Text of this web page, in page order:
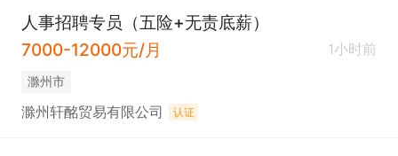
人事招聘专员（五险+无责底薪）
7000-12000元/月
1小时前
滁州市
滁州轩酩贸易有限公司 认证